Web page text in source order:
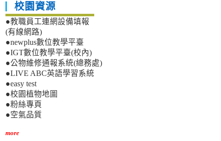
校園資源
●教職員工連網設備填報
(有線網路)
●newplus數位教學平臺
●IGT數位教學平臺(校內)
●公物維修通報系統(總務處)
●LIVE ABC英語學習系統
●easy test
●校園植物地圖
●粉絲專頁
●空氣品質
more